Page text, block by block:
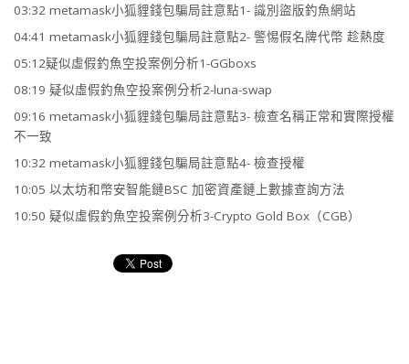
03:32 metamask小狐貍錢包騙局註意點1- 識別盜版釣魚網站
04:41 metamask小狐貍錢包騙局註意點2- 警惕假名牌代幣 趁熱度
05:12疑似虛假釣魚空投案例分析1-GGboxs
08:19 疑似虛假釣魚空投案例分析2-luna-swap
09:16 metamask小狐貍錢包騙局註意點3- 檢查名稱正常和實際授權
不一致
10:32 metamask小狐貍錢包騙局註意點4- 檢查授權
10:05 以太坊和幣安智能鏈BSC 加密資產鏈上數據查詢方法
10:50 疑似虛假釣魚空投案例分析3-Crypto Gold Box（CGB）